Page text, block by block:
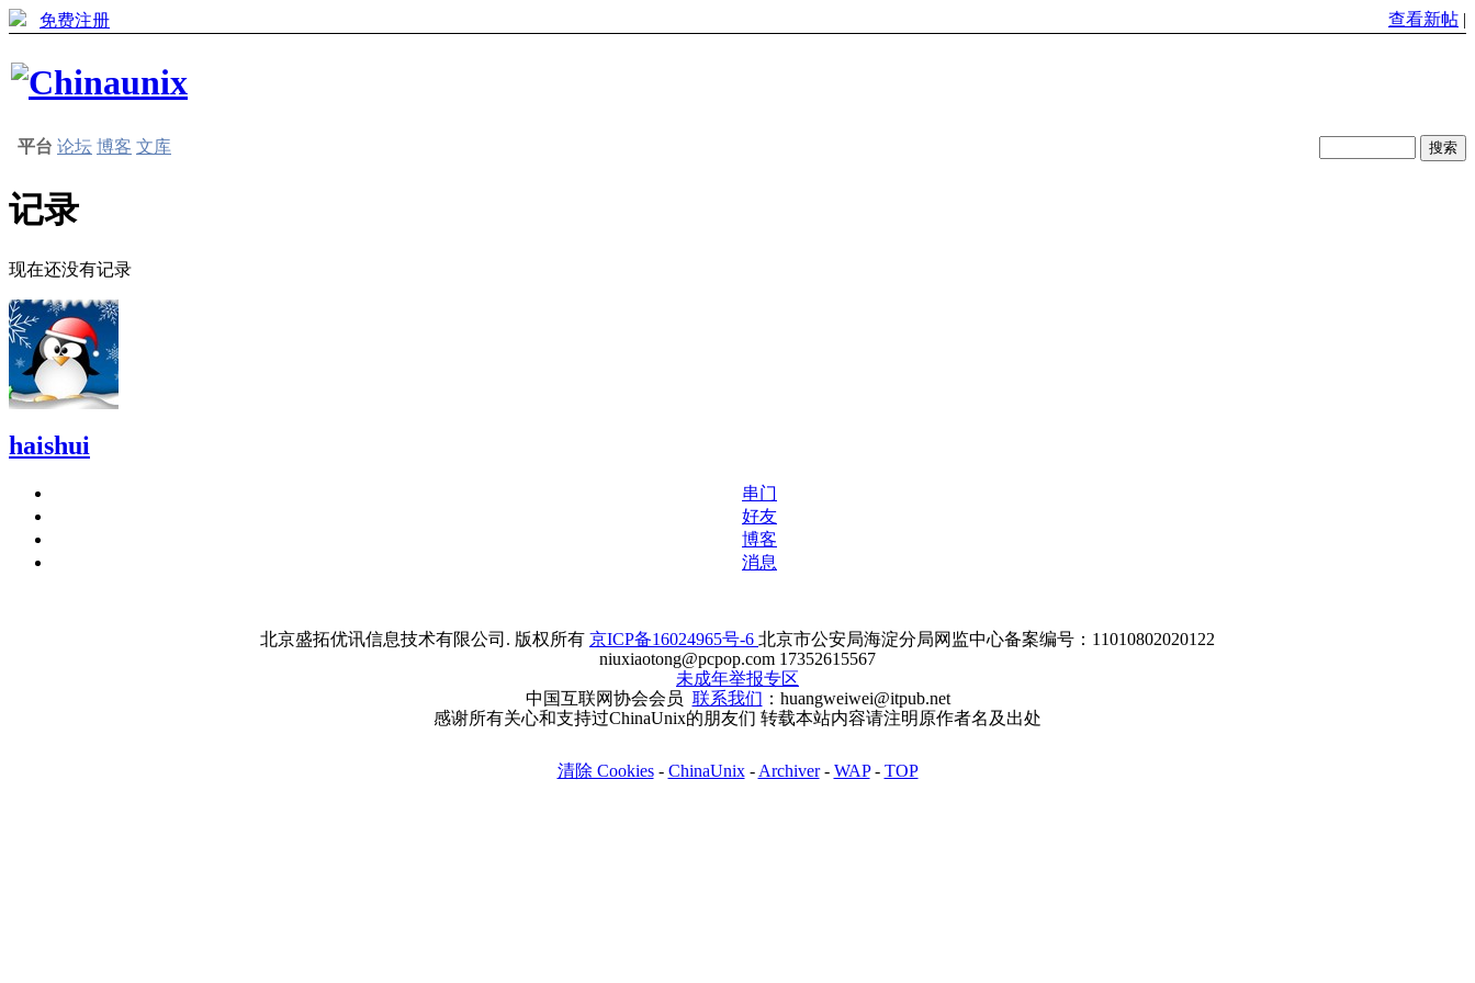
免费注册 查看新帖 |
平台 论坛 博客 文库
记录
现在还没有记录
haishui
串门
好友
博客
消息
北京盛拓优讯信息技术有限公司. 版权所有 京ICP备16024965号-6 北京市公安局海淀分局网监中心备案编号：11010802020122
niuxiaotong@pcpop.com 17352615567
未成年举报专区
中国互联网协会会员 联系我们 ：huangweiwei@itpub.net
感谢所有关心和支持过ChinaUnix的朋友们 转载本站内容请注明原作者名及出处
清除 Cookies- ChinaUnix- Archiver- WAP- TOP